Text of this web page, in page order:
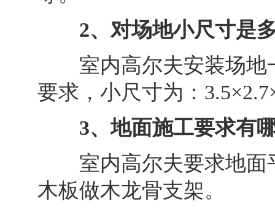
2、对场地小尺寸是
室内高尔夫安装场地
要求，小尺寸为：
3、地面施工要求有
室内高尔夫要求地面
木板做木龙骨支架。